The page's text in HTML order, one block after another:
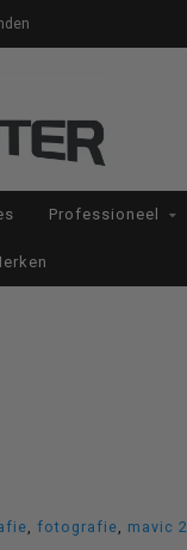
Professioneel
fotografie
mavic 2